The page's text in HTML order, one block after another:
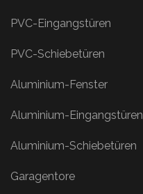
PVC-Eingangstüren
PVC-Schiebetüren
Aluminium-Fenster
Aluminium-Eingangstüren
Aluminium-Schiebetüren
Garagentore